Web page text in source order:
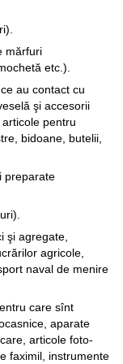
mărfuri
etc.).
au contact cu
şi accesorii
pentru
bidoane, butelii,
preparate
şi agregate,
agricole,
naval de menire
care sînt
aparate
articole foto-
faximil, instrumente